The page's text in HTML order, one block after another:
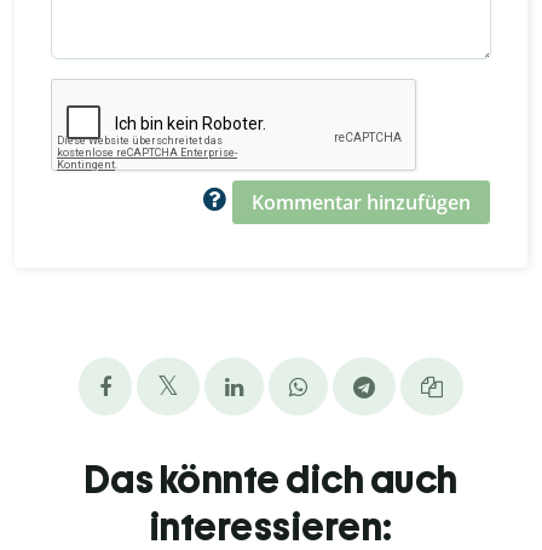
Kommentar hinzufügen
Das könnte dich auch
interessieren: